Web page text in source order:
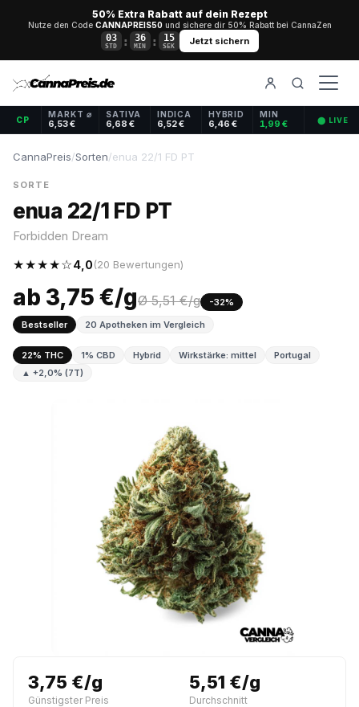
50% Extra Rabatt auf dein Rezept
Nutze den Code CANNAPREIS50und sichere dir 50% Rabatt bei CannaZen
03
STD : 36
MIN : 14
SEK Jetzt sichern
CP
MARKT ⌀
6,53 €
SATIVA
6,68 €
INDICA
6,52 €
HYBRID
6,46 €
MIN
1,99 € ⬤ LIVE
CannaPreis/Sorten/enua 22/1 FD PT
SORTE
enua 22/1 FD PT
Forbidden Dream
★★★★☆4,0(20 Bewertungen)
ab 3,75 €/gØ 5,51 €/g
-32%
Bestseller
20 Apotheken im Vergleich
22% THC 1% CBD Hybrid Wirkstärke: mittel
Portugal
▲ +2,0% (7T)
3,75 €/g
Günstigster Preis
5,51 €/g
Durchschnitt